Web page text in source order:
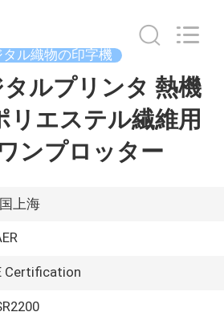
タル織物の印字機
ルプリンタ 熱機
リエステル繊維用
ンプロッター
上海
Certification